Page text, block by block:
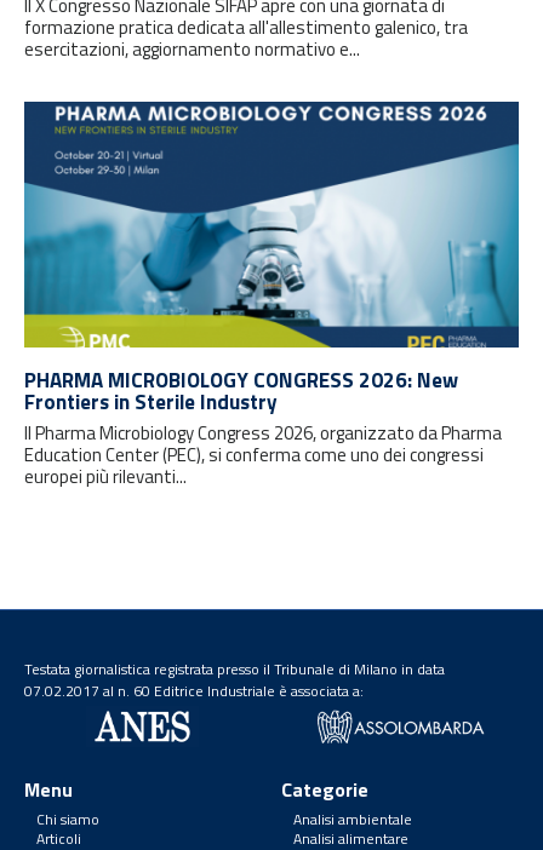
Il X Congresso Nazionale SIFAP apre con una giornata di
formazione pratica dedicata all'allestimento galenico, tra
esercitazioni, aggiornamento normativo e...
PHARMA MICROBIOLOGY CONGRESS 2026: New
Frontiers in Sterile Industry
Il Pharma Microbiology Congress 2026, organizzato da Pharma
Education Center (PEC), si conferma come uno dei congressi
europei più rilevanti...
Testata giornalistica registrata presso il Tribunale di Milano in data
07.02.2017 al n. 60 Editrice Industriale è associata a:
Menu
Chi siamo
Articoli
Categorie
Analisi ambientale
Analisi alimentare